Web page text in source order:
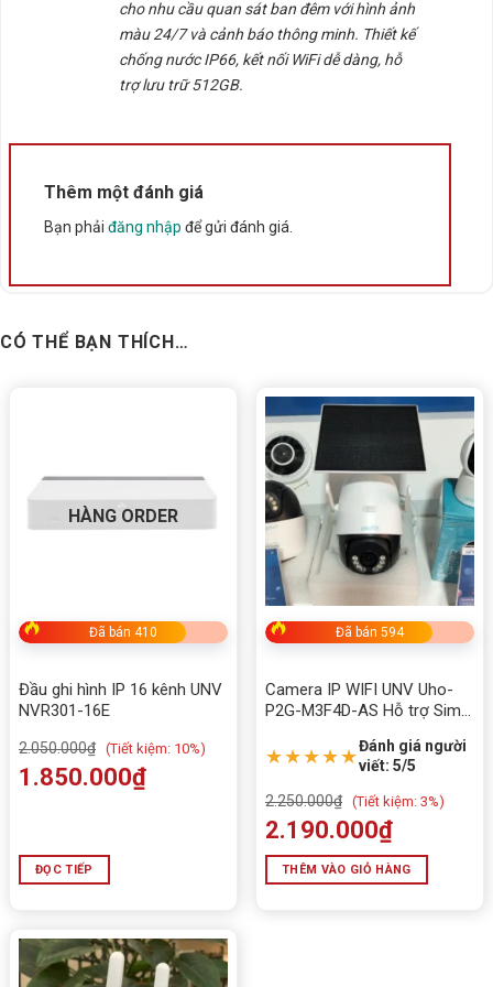
tùy chỉnh âm lượng, ánh sáng cảnh báoqua
app. Xem thêm mã 360 trong nhà 3m 2k :Camera WIFI
UNV IPC-S3E-M3
Mic + Loa tích hợp, âm thanh rõ ràng, không bị nhiễu.
📡 Kết nối WiFi 2.4GHz – Dễ lắp đặt, không
, đảm bảo kết nối
Cài đặt dễ dàng bằng ứng dụngUniarch App, không
cần kỹ thuật phức tạp.
Hỗ trợ RJ45 nếu cần dùng mạng LAN cố định.
cho nhu cầu quan sát ban đêm với hình ảnh
màu 24/7 và cảnh báo thông minh. Thiết kế
chống nước IP66, kết nối WiFi dễ dàng, hỗ
trợ lưu trữ 512GB.
Thêm một đánh giá
Bạn phải đăng nhập để gửi đánh giá.
CÓ THỂ BẠN THÍCH…
HÀNG ORDER
Đã bán 410
Đầu ghi hình IP 16 kênh UNV
NVR301-16E
2.050.000₫ (Tiết kiệm: 10%)
1.850.000₫
ĐỌC TIẾP
Đã bán 594
Camera IP WIFI UNV Uho-
P2G-M3F4D-AS Hỗ trợ Sim
★★★★★Đánh giá người
viết: 5/5
2.250.000₫ (Tiết kiệm: 3%)
2.190.000₫
THÊM VÀO GIỎ HÀNG